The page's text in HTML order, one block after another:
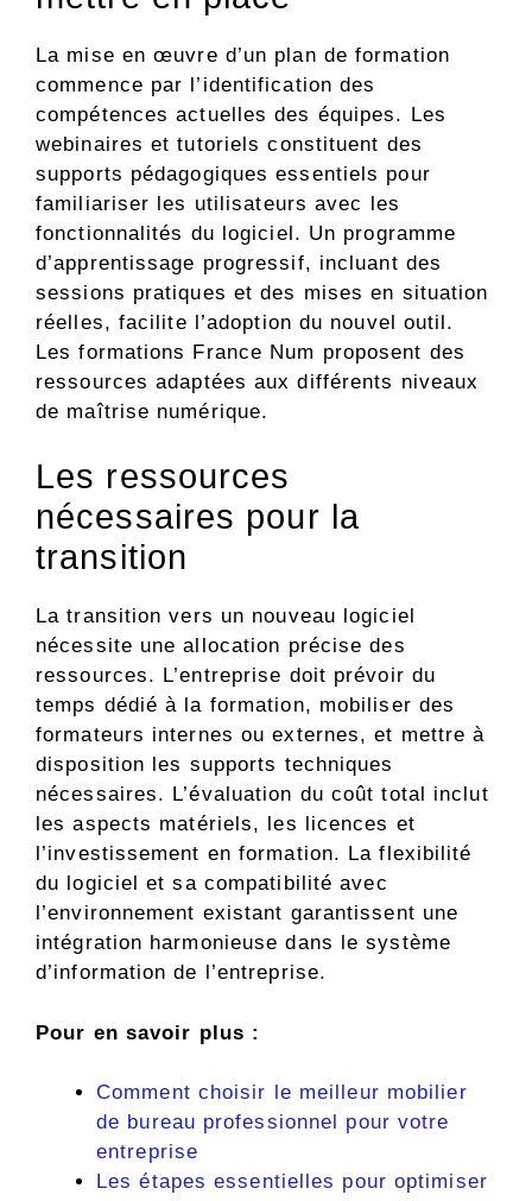
La mise en œuvre d’un plan de formation
commence par l’identification des
compétences actuelles des équipes. Les
webinaires et tutoriels constituent des
supports pédagogiques essentiels pour
familiariser les utilisateurs avec les
fonctionnalités du logiciel. Un programme
d’apprentissage progressif, incluant des
sessions pratiques et des mises en situation
réelles, facilite l’adoption du nouvel outil.
Les formations France Num proposent des
ressources adaptées aux différents niveaux
de maîtrise numérique.
Les ressources
nécessaires pour la
transition
La transition vers un nouveau logiciel
nécessite une allocation précise des
ressources. L’entreprise doit prévoir du
temps dédié à la formation, mobiliser des
formateurs internes ou externes, et mettre à
disposition les supports techniques
nécessaires. L’évaluation du coût total inclut
les aspects matériels, les licences et
l’investissement en formation. La flexibilité
du logiciel et sa compatibilité avec
l’environnement existant garantissent une
intégration harmonieuse dans le système
d’information de l’entreprise.
Pour en savoir plus :
Comment choisir le meilleur mobilier
de bureau professionnel pour votre
entreprise
Les étapes essentielles pour optimiser